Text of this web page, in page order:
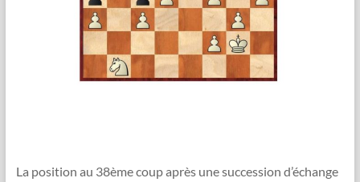
La position au 38ème coup après une succession d’échange